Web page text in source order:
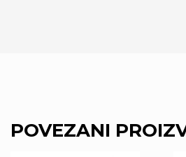
POVEZANI